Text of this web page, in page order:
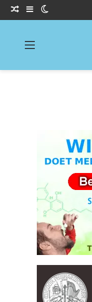
Willekeurig Artikel
Sidebar